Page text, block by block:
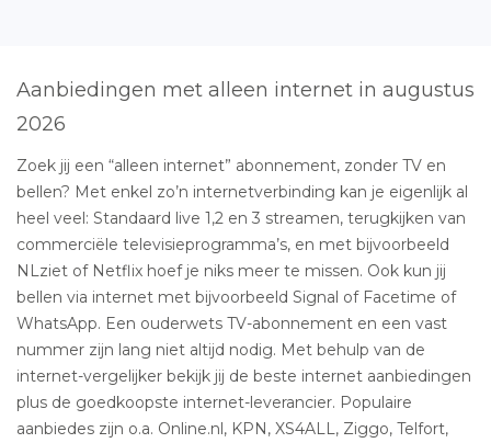
Aanbiedingen met alleen internet in augustus
2026
Zoek jij een “alleen internet” abonnement, zonder TV en
bellen? Met enkel zo’n internetverbinding kan je eigenlijk al
heel veel: Standaard live 1,2 en 3 streamen, terugkijken van
commerciële televisieprogramma’s, en met bijvoorbeeld
NLziet of Netflix hoef je niks meer te missen. Ook kun jij
bellen via internet met bijvoorbeeld Signal of Facetime of
WhatsApp. Een ouderwets TV-abonnement en een vast
nummer zijn lang niet altijd nodig. Met behulp van de
internet-vergelijker bekijk jij de beste internet aanbiedingen
plus de goedkoopste internet-leverancier. Populaire
aanbiedes zijn o.a. Online.nl, KPN, XS4ALL, Ziggo, Telfort,